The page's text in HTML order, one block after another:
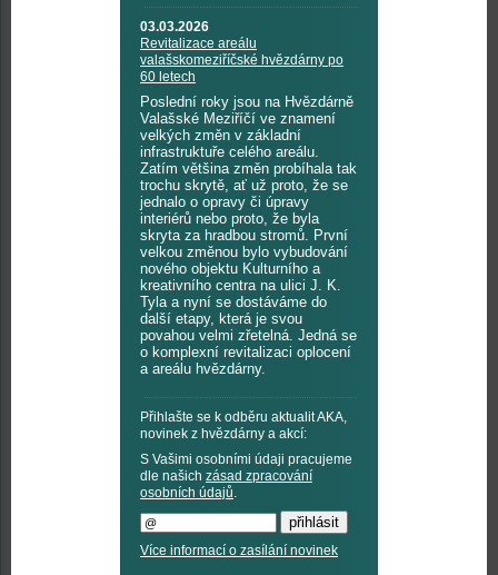
03.03.2026
Revitalizace areálu
valašskomeziříčské hvězdárny po
60 letech
Poslední roky jsou na Hvězdárně
Valašské Meziříčí ve znamení
velkých změn v základní
infrastruktuře celého areálu.
Zatím většina změn probíhala tak
trochu skrytě, ať už proto, že se
jednalo o opravy či úpravy
interiérů nebo proto, že byla
skryta za hradbou stromů. První
velkou změnou bylo vybudování
nového objektu Kulturního a
kreativního centra na ulici J. K.
Tyla a nyní se dostáváme do
další etapy, která je svou
povahou velmi zřetelná. Jedná se
o komplexní revitalizaci oplocení
a areálu hvězdárny.
Přihlašte se k odběru aktualit AKA,
novinek z hvězdárny a akcí:
S Vašimi osobními údaji pracujeme
dle našich zásad zpracování
osobních údajů
Více informací o zasílání novinek